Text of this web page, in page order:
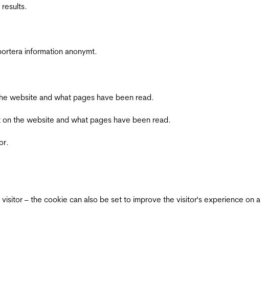
information anonymt.
website and what pages have been read.
the website and what pages have been read.
– the cookie can also be set to improve the visitor's experience on a